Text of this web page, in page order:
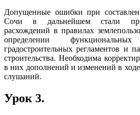
Допущенные ошибки при
Сочи в дальнейшем стали
расхождений в правилах
определении
градостроительных регламентов и
строительства. Необходима
в них дополнений и изменений в
слушаний.
Урок 3.